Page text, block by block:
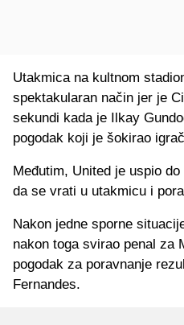
Utakmica na kultnom
spektakularan način jer je
sekundi kada je Ilkay
pogodak koji je šokirao
Međutim, United je uspio
da se vrati u utakmicu i
Nakon jedne sporne
nakon toga svirao penal za
pogodak za poravnanje
Fernandes.